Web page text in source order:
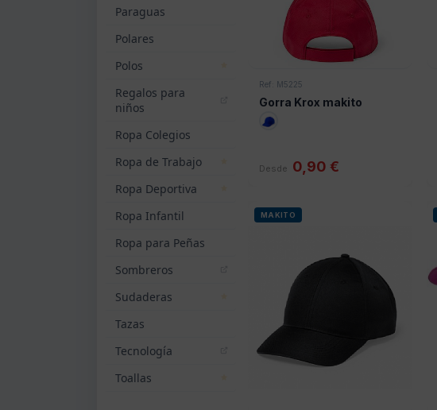
Paraguas
Polares
Polos
Regalos para
niños
Ropa Colegios
Ropa de Trabajo
Ropa Deportiva
Ropa Infantil
Ropa para Peñas
Sombreros
Sudaderas
Tazas
Tecnología
Toallas
Ref: M5225
Gorra Krox makito
Desde 0,90 €
MAKITO